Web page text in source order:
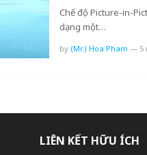
Chế độ Picture-in-
dạng một…
by (Mr.) Hoa Pham — 5
LIÊN KẾT HỮU ÍCH